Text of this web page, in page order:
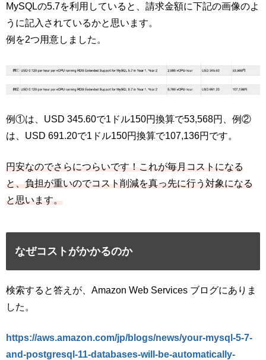
MySQLの5.7を利用していると、請求金額に下記の画像のよ
うに記入されているかと思います。
例を2つ用意しました。
例①は、USD 345.60で1ドル150円換算で53,568円、例②
は、USD 691.20で1ドル150円換算で107,136円です。
円安なのでさらにつらいです！これが毎月コストになる
と、負担が重いのでコスト削減を真っ先に行う対象になる
と思います。
なぜコストがかかるのか
検索すると答えが、Amazon Web Services ブログにありま
した。
https://aws.amazon.com/jp/blogs/news/your-mysql-5-7-
and-postgresql-11-databases-will-be-automatically-